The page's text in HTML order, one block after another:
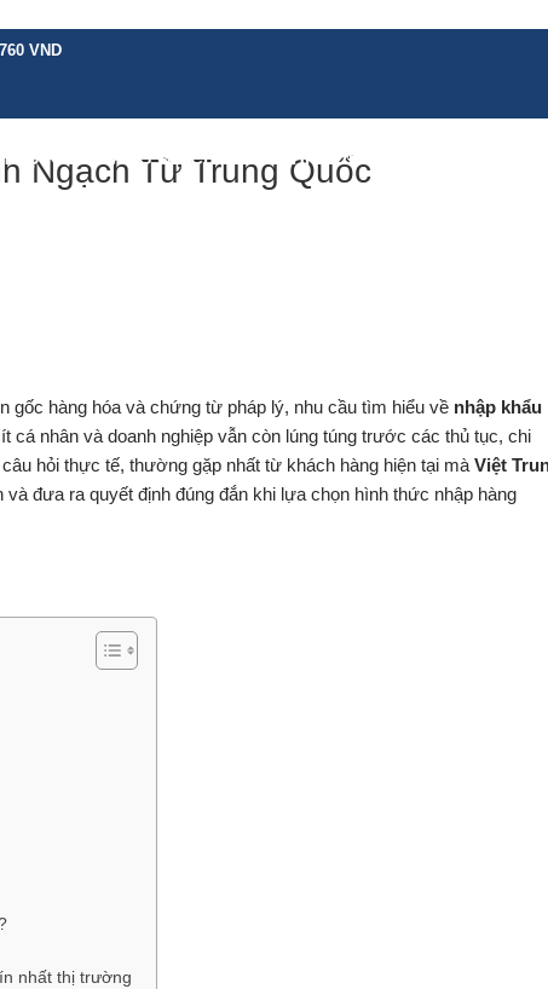
VND
VỤ KHÁC BẢNG GIÁ CHÍNH SÁCHHƯỚNG DẪN
Ngạch Từ Trung Quốc
gốc hàng hóa và chứng từ pháp lý, nhu cầu tìm hiểu về nhập khẩu
cá nhân và doanh nghiệp vẫn còn lúng túng trước các thủ tục, chi
hỏi thực tế, thường gặp nhất từ khách hàng hiện tại mà Việt
đưa ra quyết định đúng đắn khi lựa chọn hình thức nhập hàng
nhất thị trường